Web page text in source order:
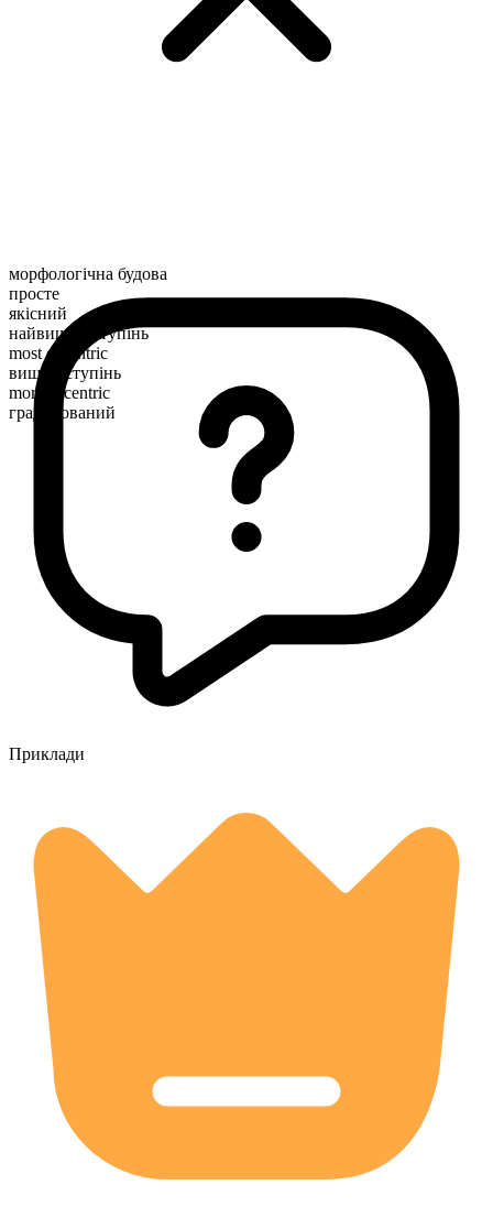
морфологічна будова
просте
якісний
найвищий ступінь
most eccentric
вищий ступінь
more eccentric
градуйований
Приклади